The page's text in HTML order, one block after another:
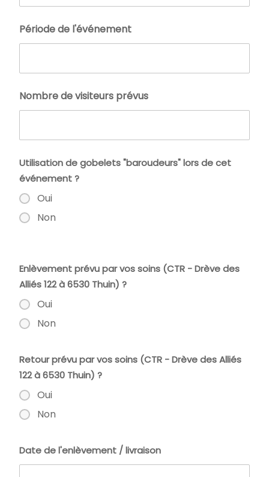
Période de l'événement
Nombre de visiteurs prévus
Utilisation de gobelets "baroudeurs" lors de cet
événement ?
Oui
Non
Enlèvement prévu par vos soins (CTR - Drève des
Alliés 122 à 6530 Thuin) ?
Oui
Non
Retour prévu par vos soins (CTR - Drève des Alliés
122 à 6530 Thuin) ?
Oui
Non
Date de l'enlèvement / livraison